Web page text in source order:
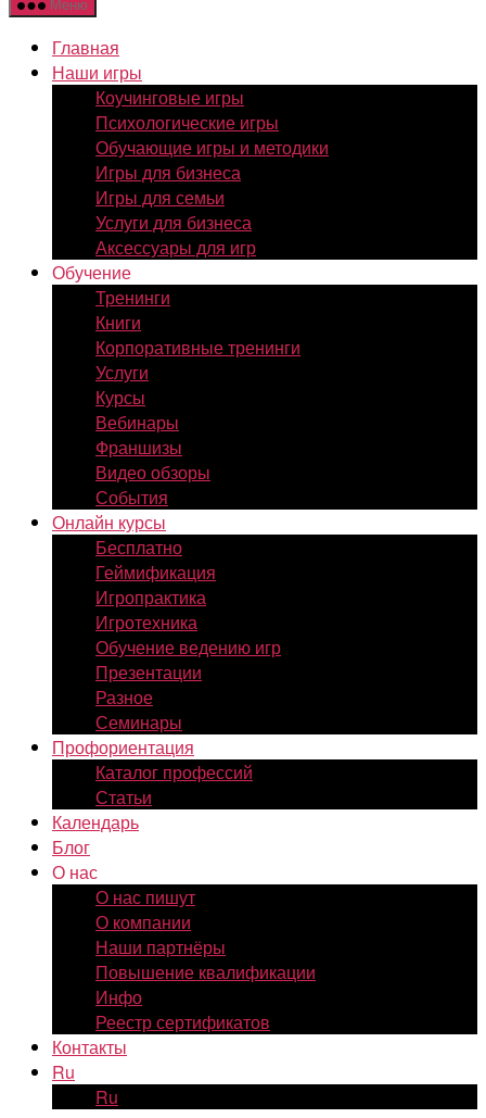
Меню
Главная
Наши игры
Коучинговые игры
Психологические игры
Обучающие игры и методики
Игры для бизнеса
Игры для семьи
Услуги для бизнеса
Аксессуары для игр
Обучение
Тренинги
Книги
Корпоративные тренинги
Услуги
Курсы
Вебинары
Франшизы
Видео обзоры
События
Онлайн курсы
Бесплатно
Геймификация
Игропрактика
Игротехника
Обучение ведению игр
Презентации
Разное
Семинары
Профориентация
Каталог профессий
Статьи
Календарь
Блог
О нас
О нас пишут
О компании
Наши партнёры
Повышение квалификации
Инфо
Реестр сертификатов
Контакты
Ru
Ru